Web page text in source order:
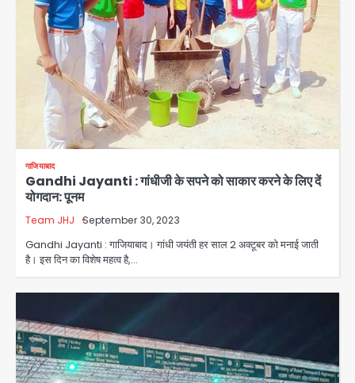
गाजियाबाद
Gandhi Jayanti : गांधीजी के सपने को साकार करने के लिए दें
योगदान: पूनम
Team JHJ September 30, 2023
Gandhi Jayanti : गाजियाबाद। गांधी जयंती हर साल 2 अक्टूबर को मनाई जाती
है। इस दिन का विशेष महत्व है,…